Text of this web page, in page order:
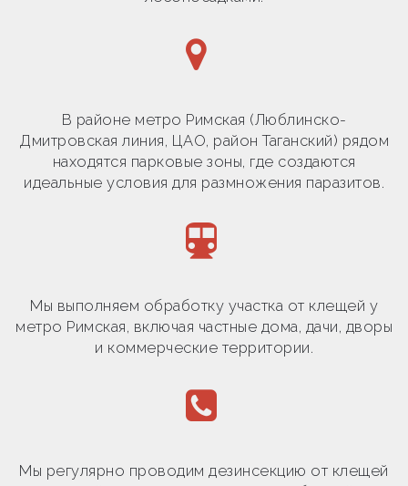
В районе метро Римская (Люблинско-
Дмитровская линия, ЦАО, район Таганский) рядом
находятся парковые зоны, где создаются
идеальные условия для размножения паразитов.
Мы выполняем обработку участка от клещей у
метро Римская, включая частные дома, дачи, дворы
и коммерческие территории.
Мы регулярно проводим дезинсекцию от клещей